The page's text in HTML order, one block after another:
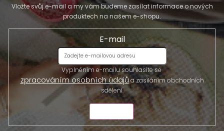
Vložte svůj e-mail a my vám budeme zasílat informace o nových
produktech na našem e-shopu.
E-mail
Vyplněním e-mailu souhlasíte se
zpracováním osobních údajůa zasíláním obchodních
sdělení.